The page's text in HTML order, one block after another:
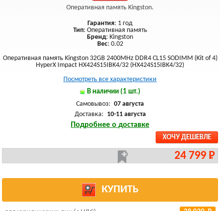
Оперативная память Kingston.
Гарантия: 1 год
Тип: Оперативная память
Бренд: Kingston
Вес: 0.02
Оперативная память Kingston 32GB 2400MHz DDR4 CL15 SODIMM (Kit of 4)
HyperX Impact HX424S15IBK4/32 (HX424S15IBK4/32)
Посмотреть все характеристики
В наличии (1 шт.)
Самовывоз: 07 августа
Доставка: 10-11 августа
Подробнее о доставке
ХОЧУ ДЕШЕВЛЕ
24 799 Р
КУПИТЬ